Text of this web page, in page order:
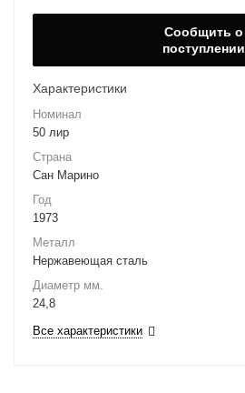
Сообщить о
поступлении
Характеристики
Номинал
50 лир
Страна
Сан Марино
Год
1973
Металл
Нержавеющая сталь
Диаметр мм.
24,8
Все характеристики